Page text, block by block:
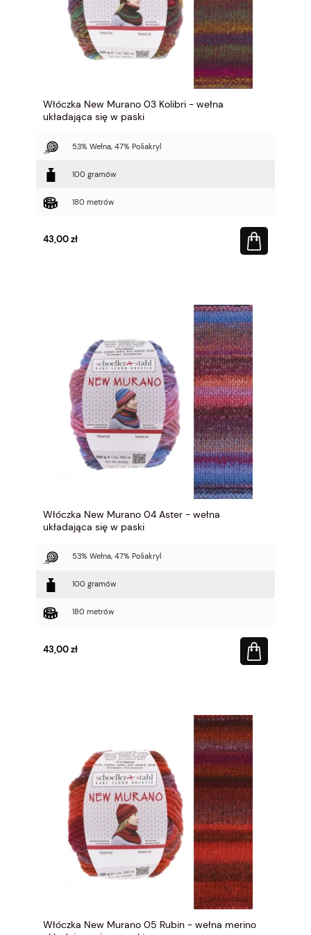
Włóczka New Murano 03 Kolibri - wełna
układająca się w paski
53% Wełna, 47% Poliakryl
100 gramów
180 metrów
43,00 zł
Włóczka New Murano 04 Aster - wełna
układająca się w paski
53% Wełna, 47% Poliakryl
100 gramów
180 metrów
43,00 zł
Włóczka New Murano 05 Rubin - wełna merino